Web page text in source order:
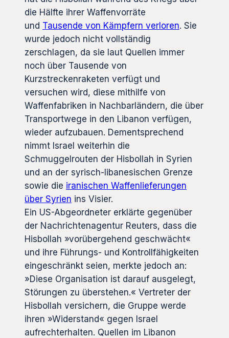
die Hälfte ihrer Waffenvorräte
und Tausende von Kämpfern verloren. Sie
wurde jedoch nicht vollständig
zerschlagen, da sie laut Quellen immer
noch über Tausende von
Kurzstreckenraketen verfügt und
versuchen wird, diese mithilfe von
Waffenfabriken in Nachbarländern, die über
Transportwege in den Libanon verfügen,
wieder aufzubauen. Dementsprechend
nimmt Israel weiterhin die
Schmuggelrouten der Hisbollah in Syrien
und an der syrisch-libanesischen Grenze
sowie die iranischen Waffenlieferungen
über Syrien ins Visier.
Ein US-Abgeordneter erklärte gegenüber
der Nachrichtenagentur Reuters, dass die
Hisbollah »vorübergehend geschwächt«
und ihre Führungs- und Kontrollfähigkeiten
eingeschränkt seien, merkte jedoch an:
»Diese Organisation ist darauf ausgelegt,
Störungen zu überstehen.« Vertreter der
Hisbollah versichern, die Gruppe werde
ihren »Widerstand« gegen Israel
aufrechterhalten. Quellen im Libanon